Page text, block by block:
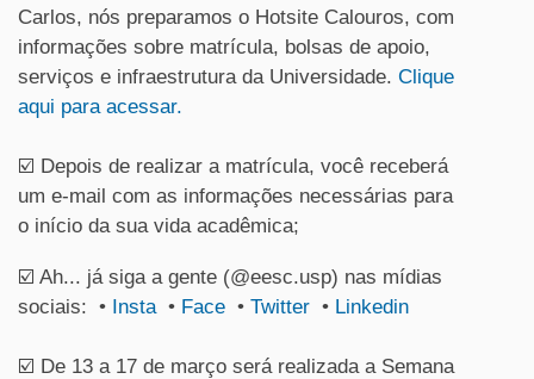
Carlos, nós preparamos o Hotsite Calouros, com
informações sobre matrícula, bolsas de apoio,
serviços e infraestrutura da Universidade. Clique
aqui para acessar.
☑️ Depois de realizar a matrícula, você receberá
um e-mail com as informações necessárias para
o início da sua vida acadêmica;
☑️ Ah... já siga a gente (@eesc.usp) nas mídias
sociais: • Insta• Face • Twitter • Linkedin
☑️ De 13 a 17 de março será realizada a Semana